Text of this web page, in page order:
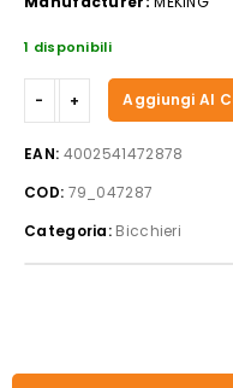
1 disponibili
SORA
set
6
di
Aggiungi Al
EAN: 4002541472878
COD: 79_047287
Categoria: Bicchieri